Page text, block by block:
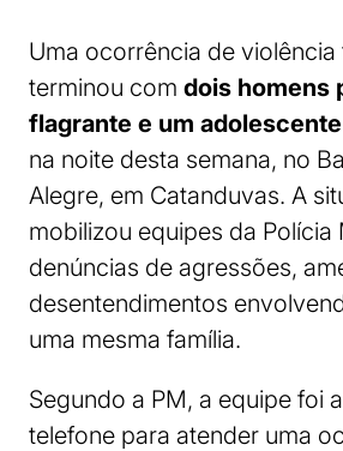
Uma ocorrência de violência
terminou com dois homens
flagrante e um
na noite desta semana, no
Alegre, em Catanduvas. A
mobilizou equipes da Polícia
denúncias de agressões,
desentendimentos
uma mesma família.
Segundo a PM, a equipe foi
telefone para atender uma